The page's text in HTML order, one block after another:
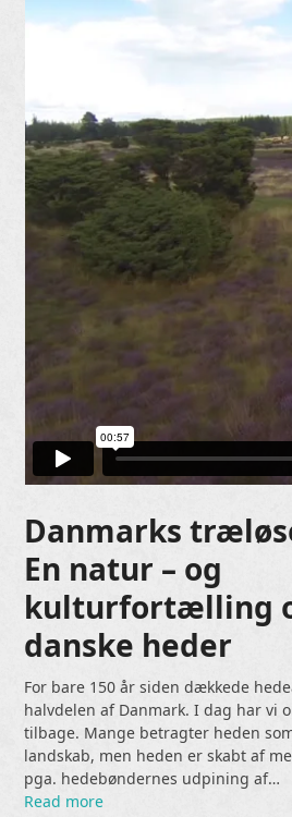
Danmarks
En natur – og
kulturfortælling
danske heder
For bare 150 år siden dækkede
halvdelen af Danmark. I dag har vi
tilbage. Mange betragter heden
landskab, men heden er skabt af
pga. hedebøndernes udpining af…
Read more